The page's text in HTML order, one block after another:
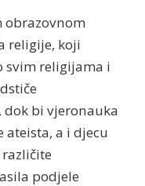
obrazovnom
religije, koji
svim religijama i
bi vjeronauka
a i djecu
podjele